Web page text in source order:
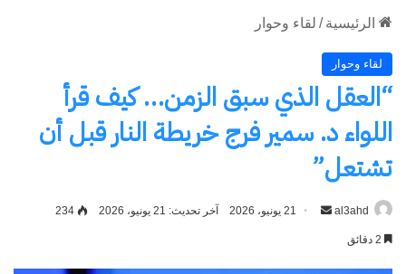
الرئيسية / لقاء وحوار
لقاء وحوار
“العقل الذي سبق الزمن… كيف قرأ
اللواء د. سمير فرج خريطة النار قبل أن
تشتعل”
al3ahd
أرسل
21 يونيو، 2026 آخر تحديث: 21 يونيو، 2026 234